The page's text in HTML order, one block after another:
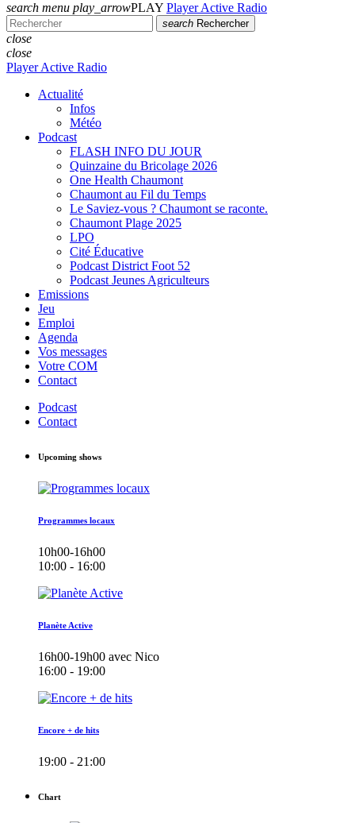
search menu play_arrowPLAY Player Active Radio
search Rechercher
close
close
Player Active Radio
Actualité
Infos
Météo
Podcast
FLASH INFO DU JOUR
Quinzaine du Bricolage 2026
One Health Chaumont
Chaumont au Fil du Temps
Le Saviez-vous ? Chaumont se raconte.
Chaumont Plage 2025
LPO
Cité Éducative
Podcast District Foot 52
Podcast Jeunes Agriculteurs
Emissions
Jeu
Emploi
Agenda
Vos messages
Votre COM
Contact
Podcast
Contact
Upcoming shows
Programmes locaux
10h00-16h00
10:00 - 16:00
Planète Active
16h00-19h00 avec Nico
16:00 - 19:00
Encore + de hits
19:00 - 21:00
Chart